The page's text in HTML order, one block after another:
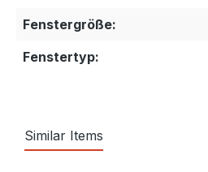
Fenstergröße:
Fenstertyp:
Similar Items